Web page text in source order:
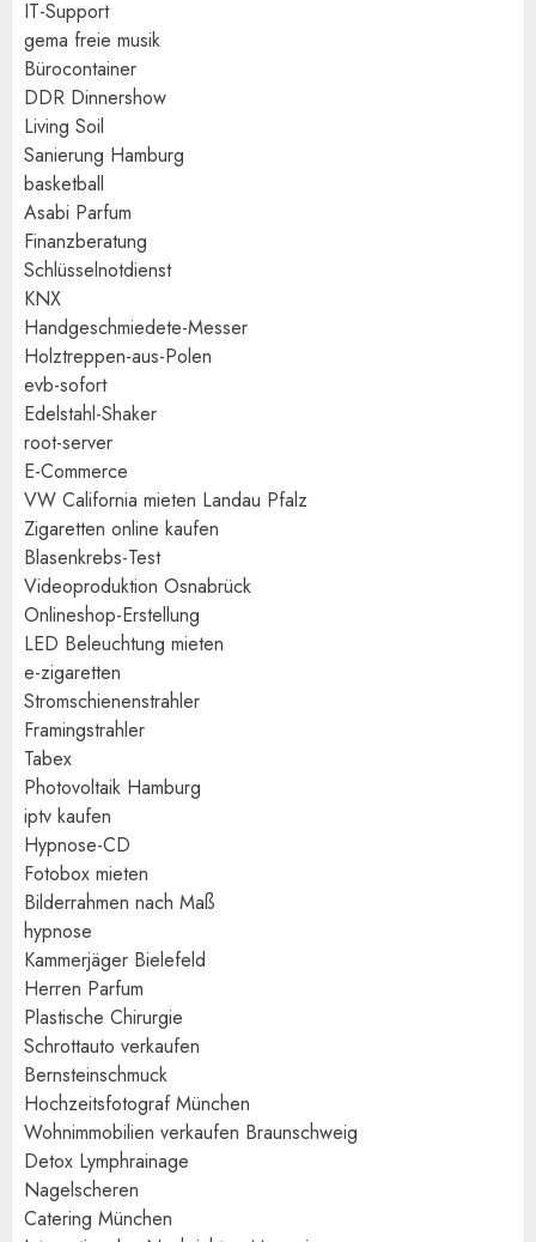
IT-Support
gema freie musik
Bürocontainer
DDR Dinnershow
Living Soil
Sanierung Hamburg
basketball
Asabi Parfum
Finanzberatung
Schlüsselnotdienst
KNX
Handgeschmiedete-Messer
Holztreppen-aus-Polen
evb-sofort
Edelstahl-Shaker
root-server
E-Commerce
VW California mieten Landau Pfalz
Zigaretten online kaufen
Blasenkrebs-Test
Videoproduktion Osnabrück
Onlineshop-Erstellung
LED Beleuchtung mieten
e-zigaretten
Stromschienenstrahler
Framingstrahler
Tabex
Photovoltaik Hamburg
iptv kaufen
Hypnose-CD
Fotobox mieten
Bilderrahmen nach Maß
hypnose
Kammerjäger Bielefeld
Herren Parfum
Plastische Chirurgie
Schrottauto verkaufen
Bernsteinschmuck
Hochzeitsfotograf München
Wohnimmobilien verkaufen Braunschweig
Detox Lymphrainage
Nagelscheren
Catering München